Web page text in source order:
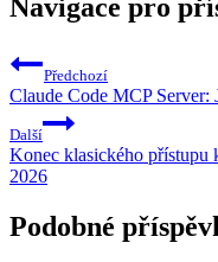
Navigace pro
Předchozí
Claude Code MCP Server:
Další
Konec klasického přístupu
2026
Podobné